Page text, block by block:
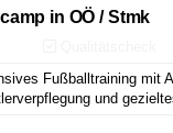
in OÖ / Stmk
Fußballtraining mit
und